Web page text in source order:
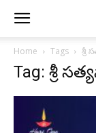
Home Tags శ్రీ
Tag: శ్రీ